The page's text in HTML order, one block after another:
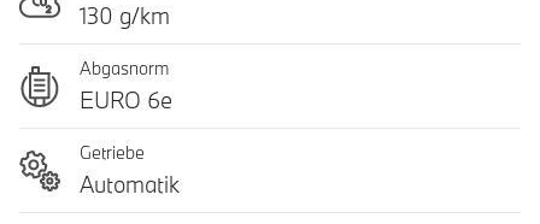
130 g/km
Abgasnorm
EURO 6e
Getriebe
Automatik